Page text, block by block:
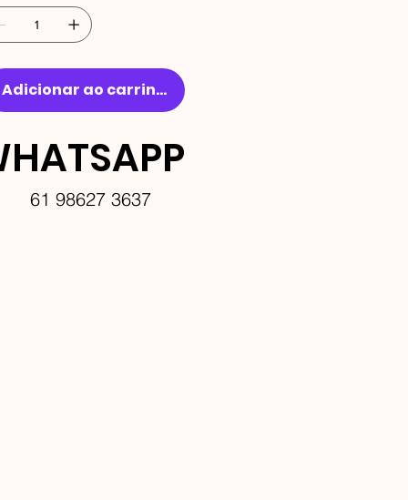
Adicionar ao carrinho
61 98627 3637